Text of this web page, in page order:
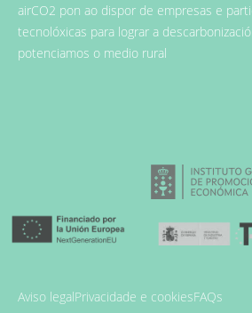
airCO2 pon ao dispor de empresas e
tecnolóxicas para lograr a
potenciamos o medio rural
Aviso legalPrivacidade e cookiesFAQs